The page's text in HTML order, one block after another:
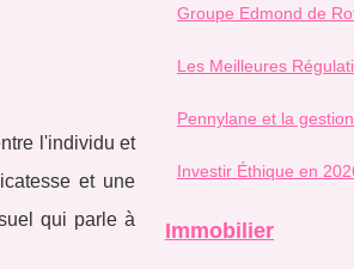
l'individu et
et une
qui parle à
Groupe Edmond de
Les Meilleures
Pennylane et la gestion
Investir Éthique en
Immobilier